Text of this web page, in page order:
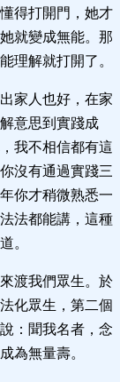
得打開門，她才
就變成無能。那
理解就打開了。
家人也好，在家
意思到實踐成
我不相信都有這
沒有通過實踐三
你才稍微熟悉一
法都能講，這種
。
渡我們眾生。於
化眾生，第二個
：聞我名者，念
為無量壽。